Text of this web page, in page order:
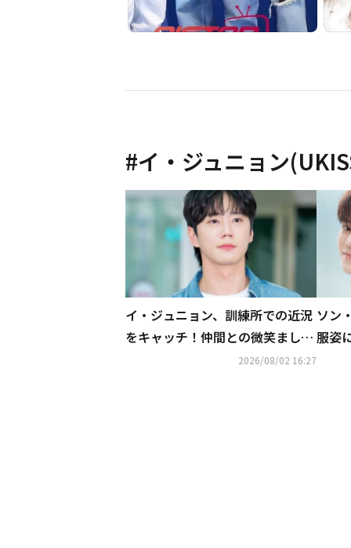
#イ・ジュニョン
イ・ジュニョン、訓練所での近況
をキャッチ！仲間との微笑ましい
2026/08/02 16:27
ソン
服姿